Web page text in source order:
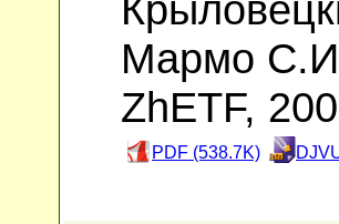
Мармо
ZhETF,
PDF (538.7K)